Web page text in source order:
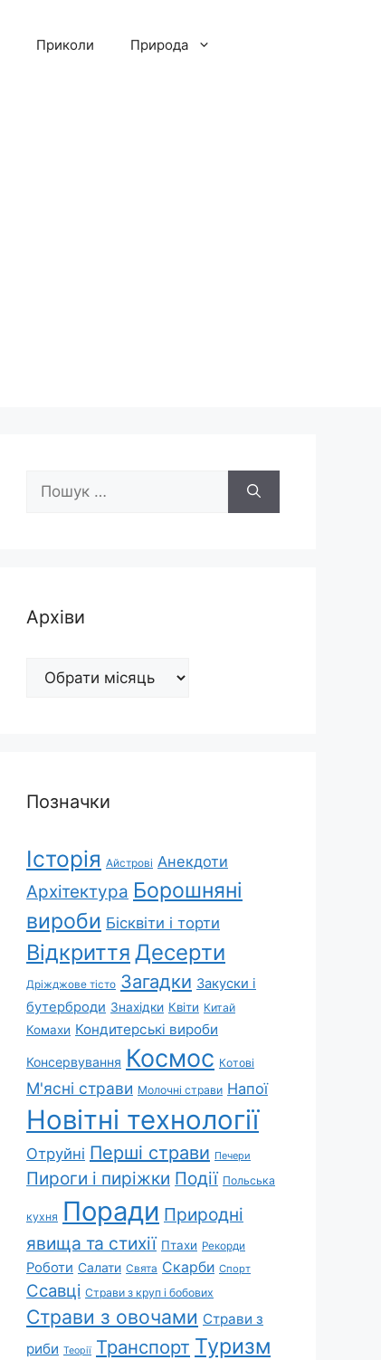
Приколи Природа
Пошук:
Архіви
Архіви
Позначки
Історія Айстрові Анекдоти
Архітектура Борошняні
вироби Бісквіти і торти
Відкриття Десерти
Дріжджове тісто Загадки Закуски і
бутерброди Знахідки Квіти Китай
Комахи Кондитерські вироби
Консервування Космос Котові
М'ясні страви Молочні страви Напої
Новітні технології
Отруйні Перші страви Печери
Пироги і пиріжки Події Польська
кухня Поради Природні
явища та стихії Птахи Рекорди
Роботи Салати Свята Скарби Спорт
Ссавці Страви з круп і бобових
Страви з овочами Страви з
риби Теорії Транспорт Туризм